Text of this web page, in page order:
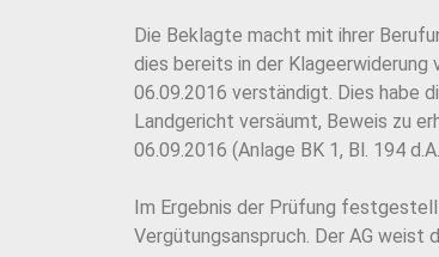
Die Beklagte macht mit ihrer
dies bereits in der Klageerwiderung
06.09.2016 verständigt. Dies habe
Landgericht versäumt, Beweis zu
06.09.2016 (Anlage BK 1, Bl. 194
Im Ergebnis der Prüfung
Vergütungsanspruch. Der AG weist